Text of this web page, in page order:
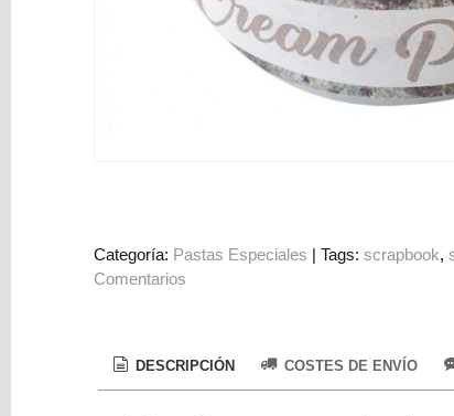
PERSONALIZADOS
Categoría: Pastas Especiales |Tags:scrapbook
Comentarios
DESCRIPCIÓN COSTES DE ENVÍO